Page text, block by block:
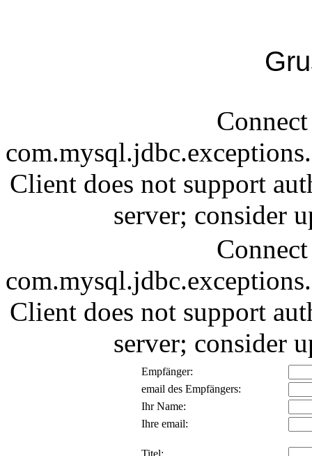
Client does not support
server; consider
Client does not support
server; consider
Empfänger:
email des Empfängers:
Ihr Name:
Ihre email: